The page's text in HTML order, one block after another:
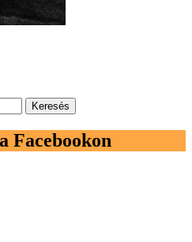
Facebookon